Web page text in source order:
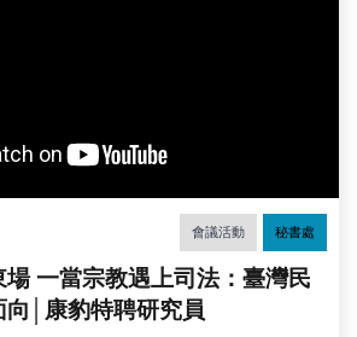
會議活動 秘書處
場 一當宗教遇上司法：臺灣民
向│康豹特聘研究員